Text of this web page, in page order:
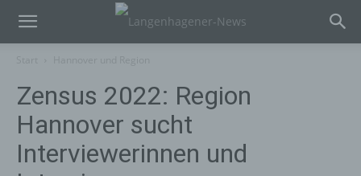
Zensus 2022: Region
Hannover sucht
Interviewerinnen und